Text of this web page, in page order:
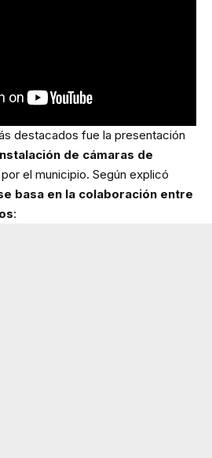
destacados fue la presentación
de cámaras de
el municipio. Según explicó
basa en la colaboración entre
: